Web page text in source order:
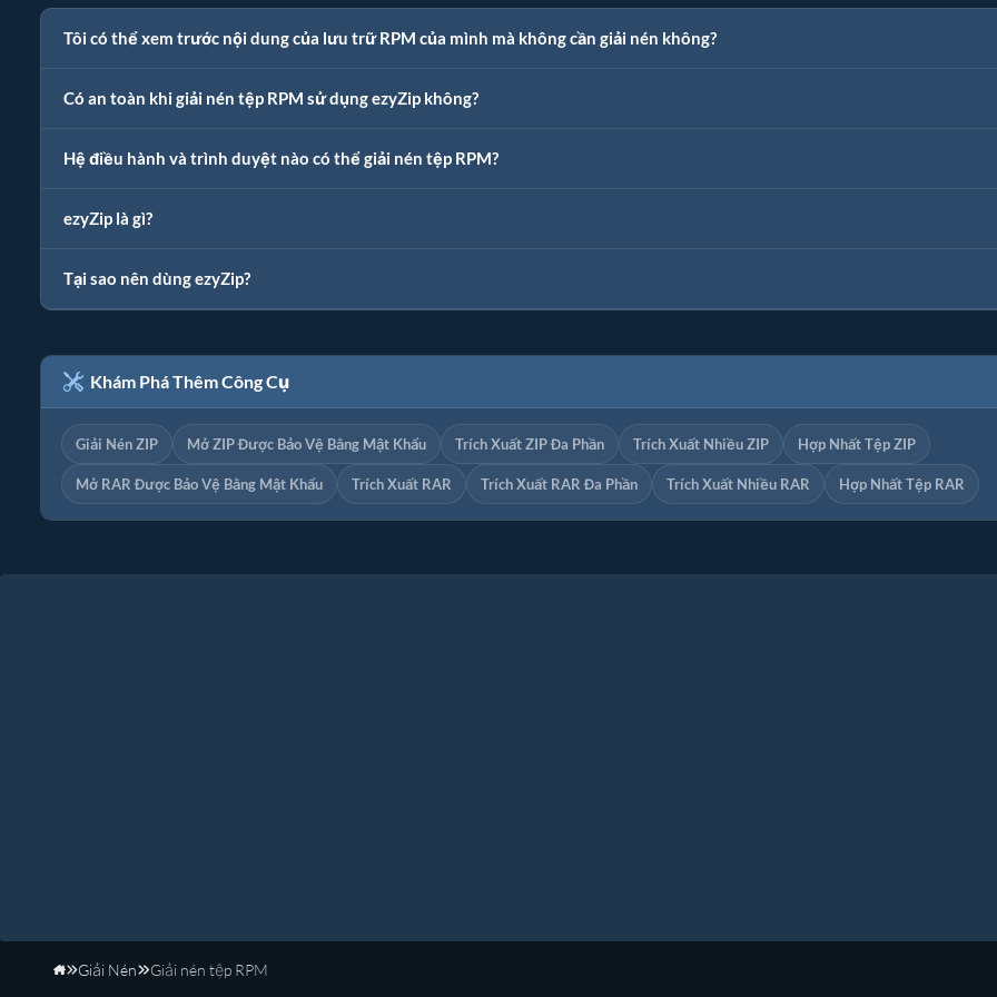
Tôi có thể xem trước nội dung của lưu trữ RPM của mình mà không cần giải nén không?
Có an toàn khi giải nén tệp RPM sử dụng ezyZip không?
Hệ điều hành và trình duyệt nào có thể giải nén tệp RPM?
ezyZip là gì?
Tại sao nên dùng ezyZip?
Khám Phá Thêm Công Cụ
Giải Nén ZIP Mở ZIP Được Bảo Vệ Bằng Mật Khẩu Trích Xuất ZIP Đa Phần Trích Xuất Nhiều ZIP Hợp Nhất Tệp ZIP
Mở RAR Được Bảo Vệ Bằng Mật Khẩu Trích Xuất RAR Trích Xuất RAR Đa Phần Trích Xuất Nhiều RAR Hợp Nhất Tệp RAR
Trang Chủ
Giải Nén Giải nén tệp RPM